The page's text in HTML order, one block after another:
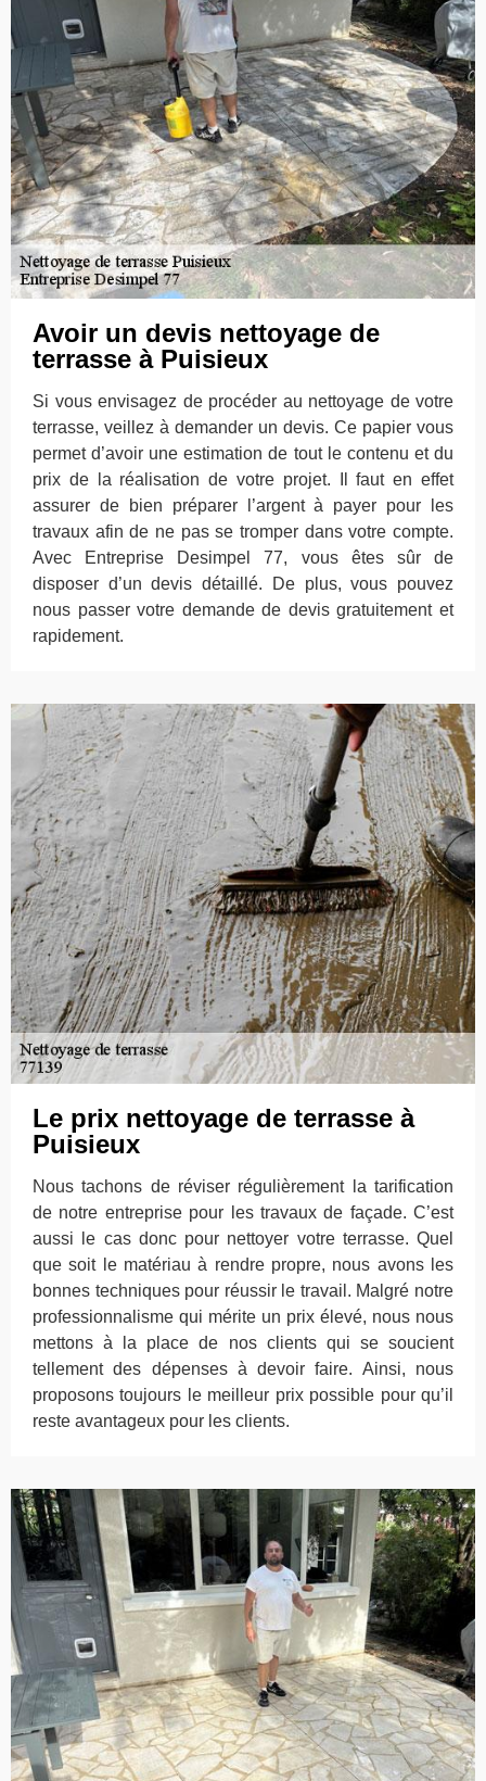
Avoir un devis nettoyage de
terrasse à Puisieux
Si vous envisagez de procéder au nettoyage de votre
terrasse, veillez à demander un devis. Ce papier vous
permet d’avoir une estimation de tout le contenu et du
prix de la réalisation de votre projet. Il faut en effet
assurer de bien préparer l’argent à payer pour les
travaux afin de ne pas se tromper dans votre compte.
Avec Entreprise Desimpel 77, vous êtes sûr de
disposer d’un devis détaillé. De plus, vous pouvez
nous passer votre demande de devis gratuitement et
rapidement.
Le prix nettoyage de terrasse à
Puisieux
Nous tachons de réviser régulièrement la tarification
de notre entreprise pour les travaux de façade. C’est
aussi le cas donc pour nettoyer votre terrasse. Quel
que soit le matériau à rendre propre, nous avons les
bonnes techniques pour réussir le travail. Malgré notre
professionnalisme qui mérite un prix élevé, nous nous
mettons à la place de nos clients qui se soucient
tellement des dépenses à devoir faire. Ainsi, nous
proposons toujours le meilleur prix possible pour qu’il
reste avantageux pour les clients.